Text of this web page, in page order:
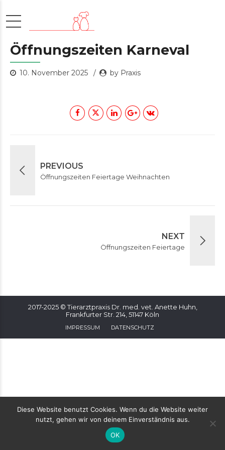
Öffnungszeiten Karneval
10. November 2025 by Praxis
PREVIOUS
Öffnungszeiten Feiertage Weihnachten
NEXT
Öffnungszeiten Feiertage
2017-2025 © Tierarztpraxis Dr. med. vet. Anette Huhn,
Frankfurter Str. 214, 51147 Köln
IMPRESSUM DATENSCHUTZ
Diese Website benutzt Cookies. Wenn du die Website weiter
nutzt, gehen wir von deinem Einverständnis aus.
OK